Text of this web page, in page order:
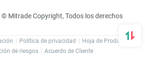
Mitrade Copyright, Todos los derechos
Política de privacidad
Hoja de Producto
de riesgos
Acuerdo de Cliente